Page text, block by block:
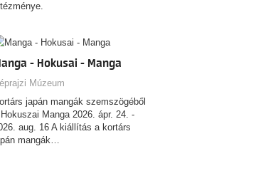
- Hokusai - Manga
Múzeum
japán mangák szemszögéből
Manga 2026. ápr. 24. -
aug. 16 A kiállítás a kortárs
mangák…